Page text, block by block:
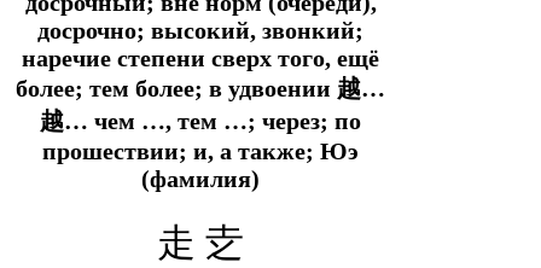
досрочно; высокий, звонкий;
наречие степени сверх того, ещё
более; тем более; в удвоении 越…
越… чем …, тем …; через; по
прошествии; и, а также; Юэ
(фамилия)
走 赱